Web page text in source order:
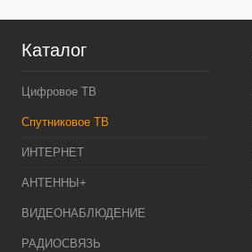
Каталог
Цифровое ТВ
Спутниковое ТВ
ИНТЕРНЕТ
АНТЕННЫ+
ВИДЕОНАБЛЮДЕНИЕ
РАДИОСВЯЗЬ